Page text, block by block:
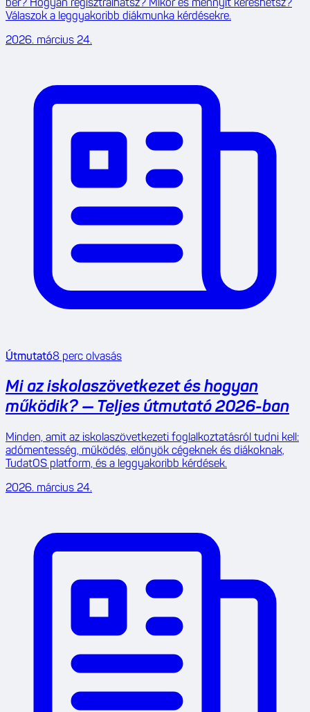
bér? Hogyan regisztrálhatsz? Mikor és mennyit kereshetsz?
Válaszok a leggyakoribb diákmunka kérdésekre.
2026. március 24.
Útmutató8 perc olvasás
Mi az iskolaszövetkezet és hogyan
működik? — Teljes útmutató 2026-ban
Minden, amit az iskolaszövetkezeti foglalkoztatásról tudni kell:
adómentesség, működés, előnyök cégeknek és diákoknak,
TudatOS platform, és a leggyakoribb kérdések.
2026. március 24.